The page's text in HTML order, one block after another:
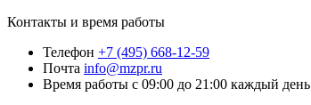
Контакты и время работы
Телефон +7 (495) 668-12-59
Почта info@mzpr.ru
Время работы с 09:00 до 21:00 каждый день